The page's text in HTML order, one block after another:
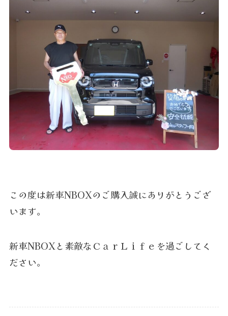
この度は新車NBOXのご購入誠にありがとうござ
います。
新車NBOXと素敵なＣａｒＬｉｆｅを過ごしてく
ださい。